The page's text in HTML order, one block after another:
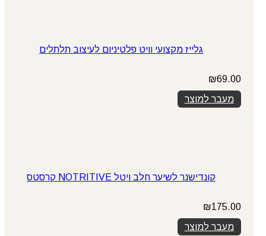
גלייז מקצועי וויט פלטיניום לעיצוב תלתלים
₪69.00
מעבר למוצר
קונדישנר לשיער חלב ויטל NOTRITIVE קרסטס
₪175.00
מעבר למוצר